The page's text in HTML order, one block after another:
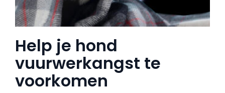
Help je hond
vuurwerkangst te
voorkomen